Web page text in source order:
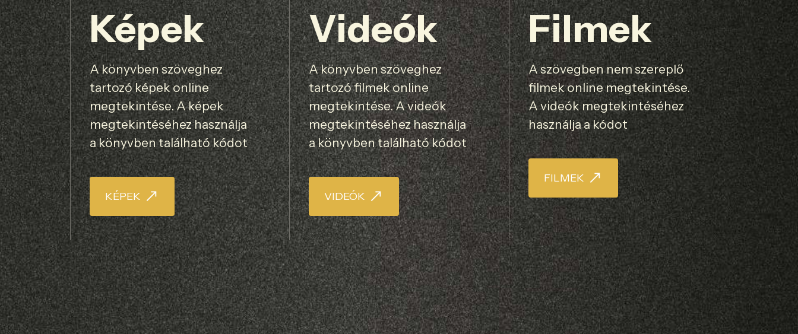
Képek
A könyvben szöveghez
tartozó képek online
megtekintése. A képek
megtekintéséhez használja
a könyvben található kódot
KÉPEK
Videók
A könyvben szöveghez
tartozó filmek online
megtekintése. A videók
megtekintéséhez használja
a könyvben található kódot
VIDEÓK
Filmek
A szövegben nem szereplő
filmek online megtekintése.
A videók megtekintéséhez
használja a kódot
FILMEK